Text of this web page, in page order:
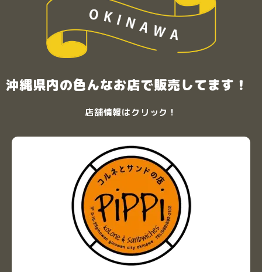
沖縄県内の色んなお店で販売してます！
店舗情報はクリック！